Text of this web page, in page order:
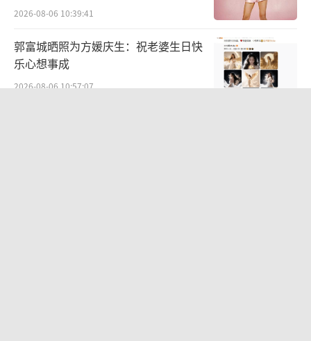
2026-08-06 10:39:41
郭富城晒照为方媛庆生：祝老婆生日快
乐心想事成
2026-08-06 10:57:07